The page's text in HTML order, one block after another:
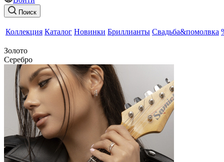
Поиск
Коллекция Каталог Новинки Бриллианты Свадьба&помолвка
Золото
Серебро